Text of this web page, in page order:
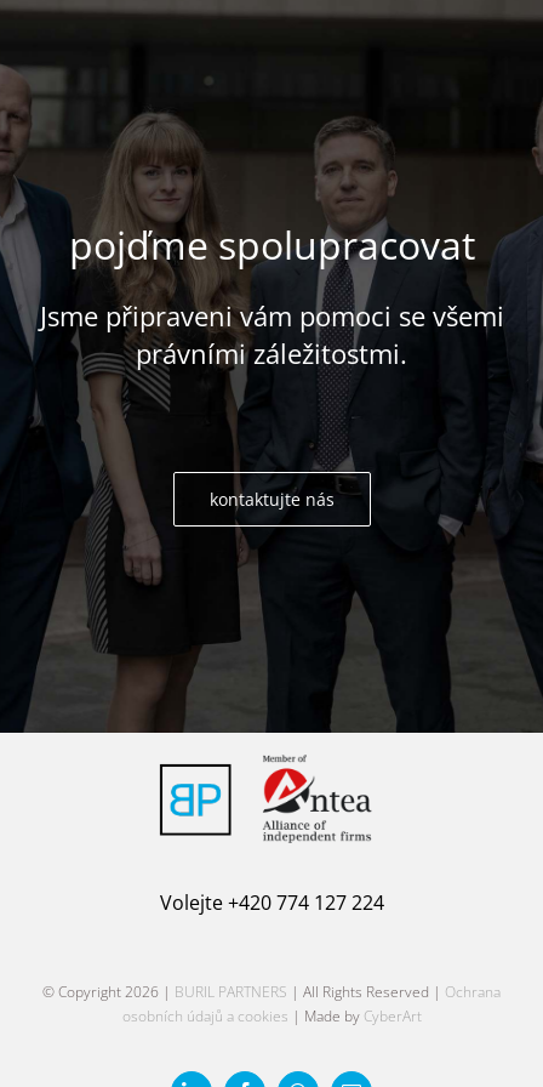
pojďme spolupracovat
Jsme připraveni vám pomoci se všemi
právními záležitostmi.
kontaktujte nás
Volejte +420 774 127 224
© Copyright2026 | BURIL PARTNERS | All Rights Reserved | Ochrana
osobních údajů a cookies | Made by CyberArt